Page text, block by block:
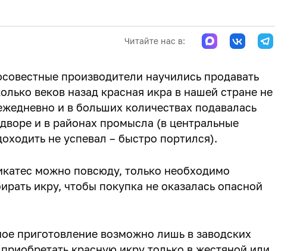
Читайте нас в:
производители научились продавать
веков назад красная икра в нашей стране не
и в больших количествах подавалась
и в районах промысла (в центральные
не успевал – быстро портился).
можно повсюду, только необходимо
икру, чтобы покупка не оказалась опасной
приготовление возможно лишь в заводских